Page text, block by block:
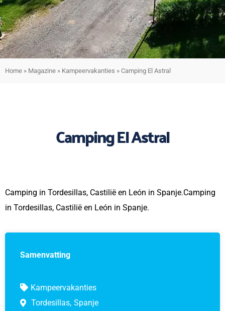
Home » Magazine » Kampeervakanties » Camping El Astral
Camping El Astral
Camping in Tordesillas, Castilië en León in Spanje.Camping
in Tordesillas, Castilië en León in Spanje.
Samenvatting
Kampeervakanties
Tordesillas, Spanje